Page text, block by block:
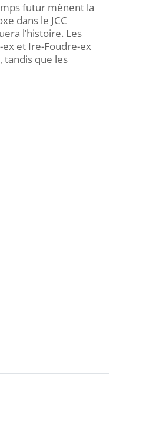
futur mènent la
dans le JCC
l’histoire. Les
ex et Ire-Foudre-ex
tandis que les